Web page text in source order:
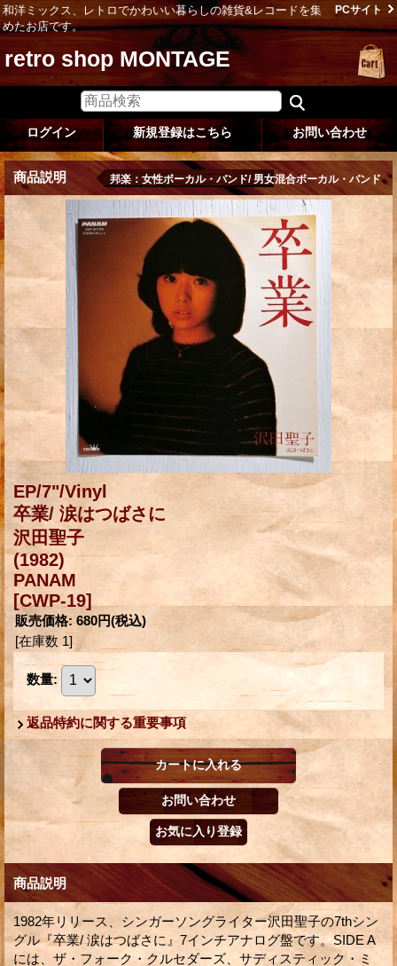
和洋ミックス、レトロでかわいい暮らしの雑貨&レコードを集
めたお店です。
PCサイト
retro shop MONTAGE
ログイン 新規登録はこちら お問い合わせ
商品説明 邦楽：女性ボーカル・バンド/ 男女混合ボーカル・バンド
EP/7"/Vinyl
卒業/ 涙はつばさに
沢田聖子
(1982)
PANAM
[CWP-19]
販売価格: 680円(税込)
[在庫数 1]
数量:
返品特約に関する重要事項
商品説明
1982年リリース、シンガーソングライター沢田聖子の7thシン
グル『卒業/ 涙はつばさに』7インチアナログ盤です。SIDE A
には、ザ・フォーク・クルセダーズ、サディスティック・ミ